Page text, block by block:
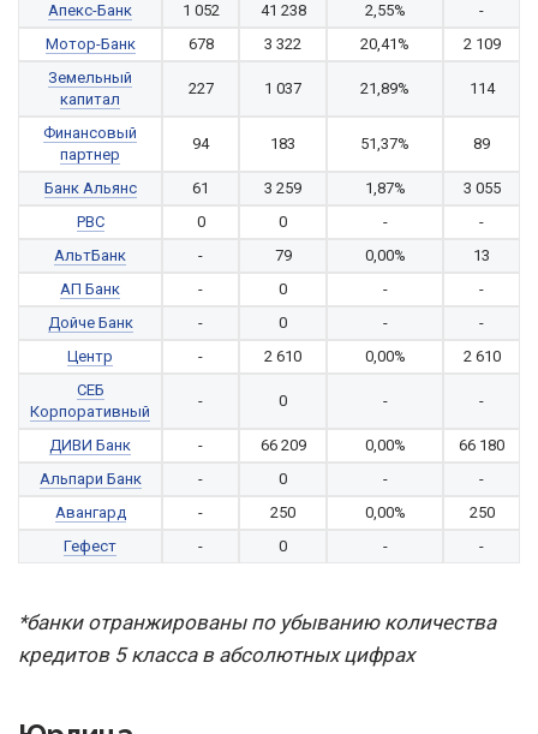
Апекс-Банк
1 052 41 238 2,55%
-
Мотор-Банк
678 3 322 20,41%
2 109
Земельный
капитал
227 1 037 21,89% 114
Финансовый
партнер
94 183 51,37% 89
Банк Альянс 61 3 259 1,87%
3 055
РВС
0 0 -
-
АльтБанк
- 79 0,00%
13
АП Банк
- 0 -
-
Дойче Банк
- 0 -
-
Центр
- 2 610 0,00%
2 610
СЕБ
Корпоративный
- 0 - -
ДИВИ Банк - 66 209 0,00%
66 180
Альпари Банк
- 0 -
-
Авангард
- 250 0,00%
250
Гефест
- 0 - -
*банки отранжированы по убыванию количества
кредитов 5 класса в абсолютных цифрах